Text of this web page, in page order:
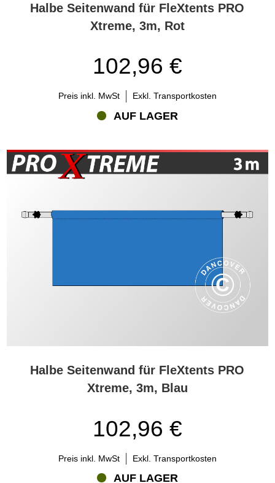
Halbe Seitenwand für FleXtents PRO
Xtreme, 3m, Rot
102,96 €
Preis inkl. MwSt Exkl. Transportkosten
AUF LAGER
Halbe Seitenwand für FleXtents PRO
Xtreme, 3m, Blau
102,96 €
Preis inkl. MwSt Exkl. Transportkosten
AUF LAGER